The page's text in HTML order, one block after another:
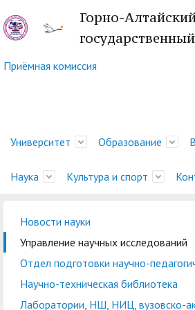
Горно-
Приёмная комиссия
Университет
Обращение ректора
Ученый совет
Военный учебный центр
при ГАГУ
Отдел
Образование
Факультеты
Методический совет
ГАГУ
Управление
молодежной политики
и воспитательной
деятельности
Наука
Новости науки
Отдел подготовки
научно-педагогических
Культура и спорт
Немецкий культурный
центр
Китая
Туристский клуб
"Горизонт"
Телефонный справочник
Символика ГАГУ
Карта сайта
Новости науки
Управление научных исследований
Отдел подготовки научно-
Научно-техническая библиотека
Лаборатории, НШ, НИЦ, вузовско-